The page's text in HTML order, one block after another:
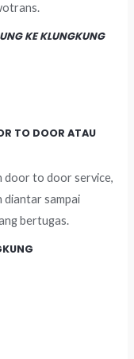
KE KLUNGKUNG
TO DOOR ATAU
door to door service,
diantar sampai
bertugas.